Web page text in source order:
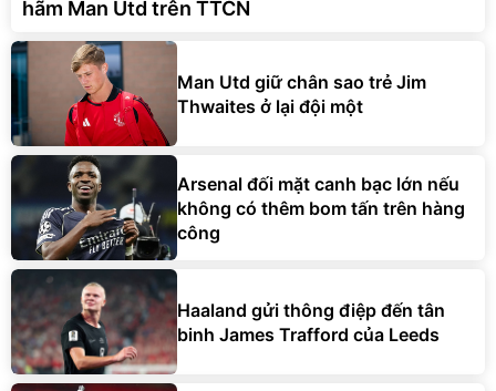
hãm Man Utd trên TTCN
Man Utd giữ chân sao trẻ Jim
Thwaites ở lại đội một
Arsenal đối mặt canh bạc lớn nếu
không có thêm bom tấn trên hàng
công
Haaland gửi thông điệp đến tân
binh James Trafford của Leeds